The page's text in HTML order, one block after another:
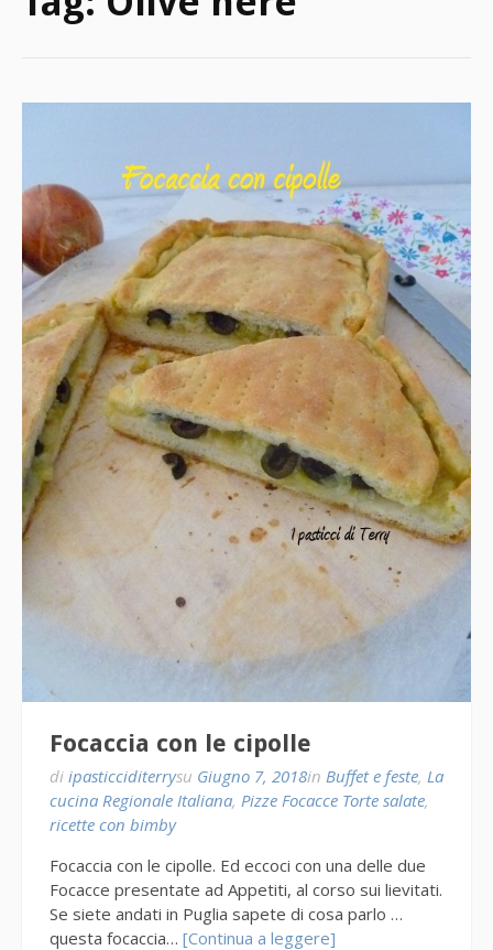
Focaccia con le cipolle
di ipasticciditerrysu Giugno 7, 2018in Buffet e feste, La
cucina Regionale Italiana, Pizze Focacce Torte salate,
ricette con bimby
Focaccia con le cipolle. Ed eccoci con una delle due
Focacce presentate ad Appetiti, al corso sui lievitati.
Se siete andati in Puglia sapete di cosa parlo …
questa focaccia… [Continua a leggere]